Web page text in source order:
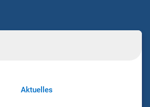
Aktuelles